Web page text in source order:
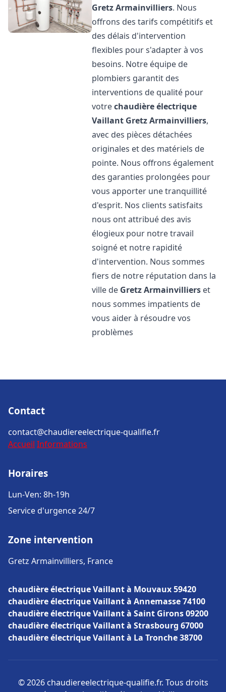
Gretz Armainvilliers. Nous
offrons des tarifs compétitifs et
des délais d'intervention
flexibles pour s'adapter à vos
besoins. Notre équipe de
plombiers garantit des
interventions de qualité pour
votrechaudière électrique
Vaillant Gretz Armainvilliers,
avec des pièces détachées
originales et des matériels de
pointe. Nous offrons également
des garanties prolongées pour
vous apporter une tranquillité
d'esprit. Nos clients satisfaits
nous ont attribué des avis
élogieux pour notre travail
soigné et notre rapidité
d'intervention. Nous sommes
fiers de notre réputation dans la
ville de Gretz Armainvilliers et
nous sommes impatients de
vous aider à résoudre vos
problèmes
Contact
contact@chaudiereelectrique-qualifie.fr
Accueil Informations
Horaires
Lun-Ven: 8h-19h
Service d'urgence 24/7
Zone intervention
Gretz Armainvilliers, France
chaudière électrique Vaillant à Mouvaux 59420
chaudière électrique Vaillant à Annemasse 74100
chaudière électrique Vaillant à Saint Girons 09200
chaudière électrique Vaillant à Strasbourg 67000
chaudière électrique Vaillant à La Tronche 38700
© 2026 chaudiereelectrique-qualifie.fr. Tous droits